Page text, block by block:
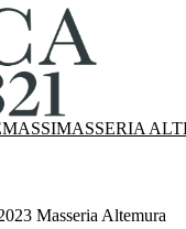
MASSERIA
Masseria Altemura